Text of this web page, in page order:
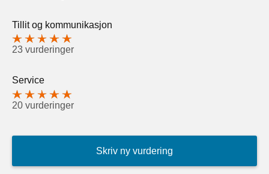
Tillit og kommunikasjon
23 vurderinger
Service
20 vurderinger
Skriv ny vurdering